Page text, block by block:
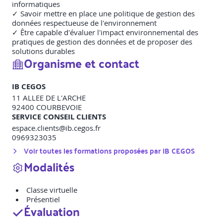
informatiques
✓ Savoir mettre en place une politique de gestion des
données respectueuse de l'environnement
✓ Être capable d'évaluer l'impact environnemental des
pratiques de gestion des données et de proposer des
solutions durables
Organisme et contact
IB CEGOS
11 ALLEE DE L'ARCHE
92400 COURBEVOIE
SERVICE CONSEIL CLIENTS
espace.clients@ib.cegos.fr
0969323035
Voir toutes les formations proposées parIB CEGOS
Modalités
Classe virtuelle
Présentiel
Évaluation